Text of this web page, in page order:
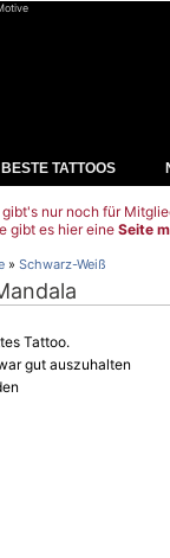
BESTE TATTOOS
nur noch für
gibt es hier eineSeite
» Schwarz-Weiß
Tattoo.
gut auszuhalten